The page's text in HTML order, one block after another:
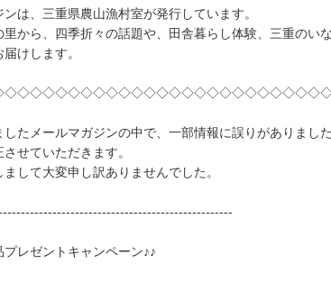
は、三重県農山漁村室が発行しています。
里から、四季折々の話題や、田舎暮らし体験、三重のい
けします。
たメールマガジンの中で、一部情報に誤りがありまし
せていただきます。
して大変申し訳ありませんでした。
プレゼントキャンペーン♪♪